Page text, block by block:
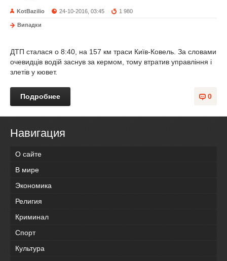
KotBazilio 24-10-2016, 03:45 1 980
Випадки
ДТП сталася о 8:40, на 157 км траси Київ-Ковель. За словами
очевидців водій заснув за кермом, тому втратив управління і
злетів у кювет.
0
Подробнее
Навигация
О сайте
В мире
Экономика
Религия
Криминал
Спорт
Культура